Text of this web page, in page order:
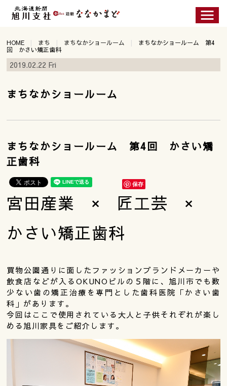
HOME まち まちなかショールーム
まちなかショールーム 第4
回 かさい矯正歯科
2019.02.22 Fri
まちなかショールーム
まちなかショールーム 第4回 かさい矯
正歯科
保存
宮田産業 × 匠工芸 ×
かさい矯正歯科
買物公園通りに面したファッションブランドメーカーや
飲食店などが入るOKUNOビルの５階に、旭川市でも数
少ない歯の矯正治療を専門とした歯科医院「かさい歯
科」があります。
今回はここで使用されている大人と子供それぞれが楽し
める旭川家具をご紹介します。